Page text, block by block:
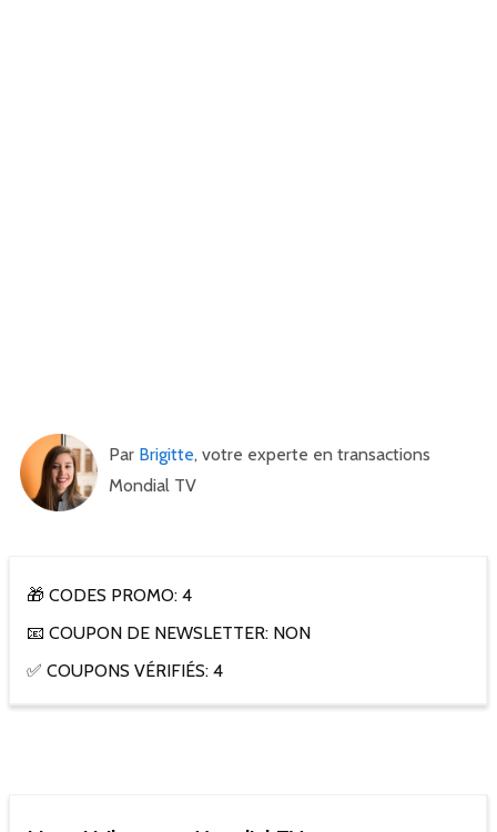
Par Brigitte, votre experte en transactions
Mondial TV
🎁 CODES PROMO: 4
📧 COUPON DE NEWSLETTER: NON
✅ COUPONS VÉRIFIÉS: 4